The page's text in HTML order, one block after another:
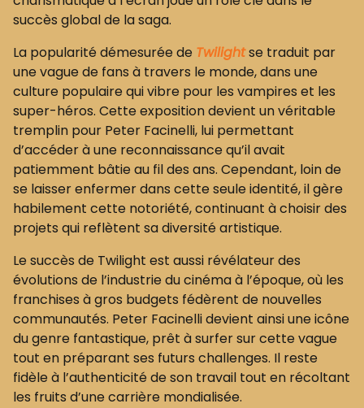
succès global de la saga.
La popularité démesurée de Twilightse traduit par
une vague de fans à travers le monde, dans une
culture populaire qui vibre pour les vampires et les
super-héros. Cette exposition devient un véritable
tremplin pour Peter Facinelli, lui permettant
d’accéder à une reconnaissance qu’il avait
patiemment bâtie au fil des ans. Cependant, loin de
se laisser enfermer dans cette seule identité, il gère
habilement cette notoriété, continuant à choisir des
projets qui reflètent sa diversité artistique.
Le succès de Twilight est aussi révélateur des
évolutions de l’industrie du cinéma à l’époque, où les
franchises à gros budgets fédèrent de nouvelles
communautés. Peter Facinelli devient ainsi une icône
du genre fantastique, prêt à surfer sur cette vague
tout en préparant ses futurs challenges. Il reste
fidèle à l’authenticité de son travail tout en récoltant
les fruits d’une carrière mondialisée.